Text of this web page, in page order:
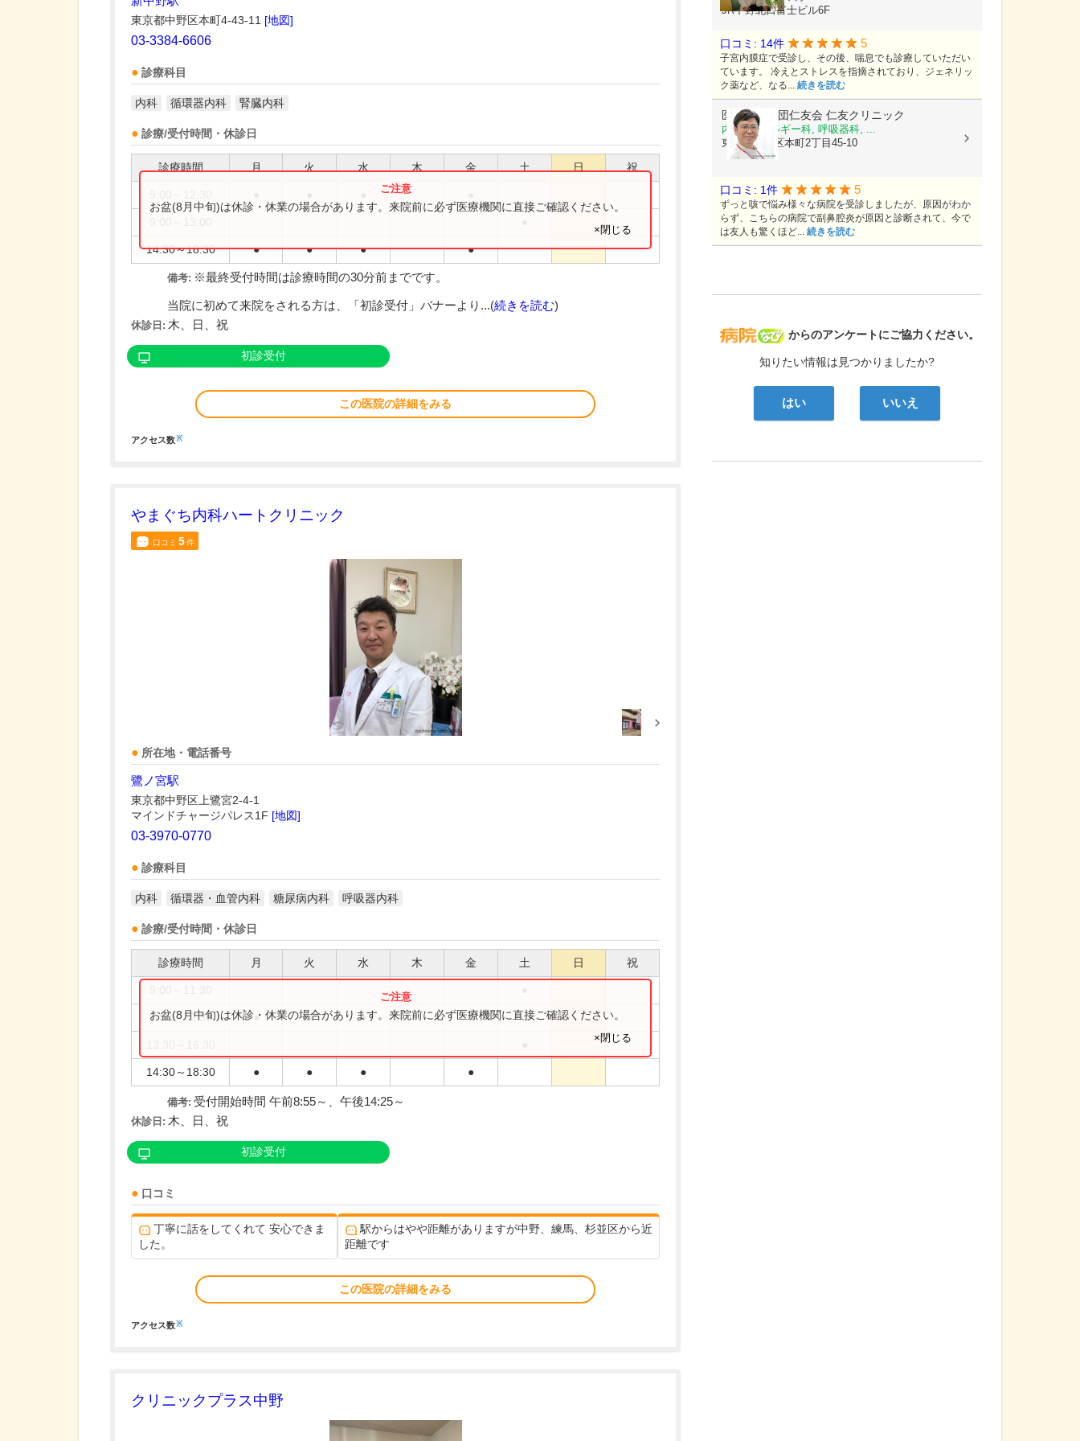
東京都中野区本町4-43-11 [地図]
03-3384-6606
診療科目
内科 循環器内科 腎臓内科
診療/受付時間・休診日
診療時間 月 火 水 木 金 土 日 祝
14:30～18:30 ● ● ● ●
お盆(8月中旬)は休診・休業の場合があります。来院前に必ず医療機関に直接ご確認ください。
×閉じる
備考: ※最終受付時間は診療時間の30分前までです。
当院に初めて来院をされる方は、「初診受付」バナーより...(続きを読む)
休診日: 木、日、祝
初診受付
この医院の詳細をみる
アクセス数※
やまぐち内科ハートクリニック
口コミ 5件
所在地・電話番号
鷺ノ宮駅
東京都中野区上鷺宮2-4-1
マインドチャージパレス1F [地図]
03-3970-0770
診療科目
内科 循環器・血管内科 糖尿病内科 呼吸器内科
診療/受付時間・休診日
診療時間 月 火 水 木 金 土 日 祝
9:00～12:30 ● ● ● ●
14:30～18:30 ● ● ● ●
お盆(8月中旬)は休診・休業の場合があります。来院前に必ず医療機関に直接ご確認ください。
×閉じる
備考: 受付開始時間 午前8:55～、午後14:25～
休診日: 木、日、祝
初診受付
口コミ
丁寧に話をしてくれて 安心できま
した。
駅からはやや距離がありますが中野、練馬、杉並区から近
距離です
この医院の詳細をみる
アクセス数※
クリニックプラス中野
病院なび
からのアンケートにご協力ください。
知りたい情報は見つかりましたか?
はい いいえ
JR中野北口富士ビル6F
口コミ: 14件 5
子宮内膜症で受診し、その後、喘息でも診療していただい
ています。 冷えとストレスを指摘されており、ジェネリッ
ク薬など、なる... 続きを読む
医療法人社団仁友会 仁友クリニック
内科, アレルギー科, 呼吸器科, ...
東京都中野区本町2丁目45-10
口コミ: 1件 5
ずっと咳で悩み様々な病院を受診しましたが、原因がわか
らず、こちらの病院で副鼻腔炎が原因と診断されて、今で
は友人も驚くほど... 続きを読む